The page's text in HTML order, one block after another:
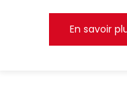
En savoir